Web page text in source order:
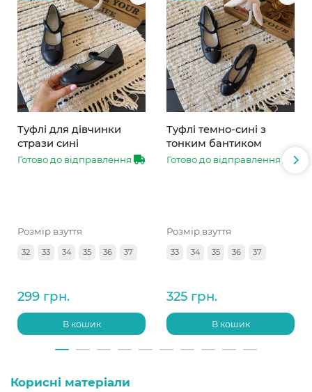
Туфлі для дівчинки
стрази сині
Готово до відправлення
Розмір взуття
32 33 34 35 36 37
299 грн.
В кошик
Туфлі темно-сині з
тонким бантиком
Готово до відправлення
Розмір взуття
33 34 35 36 37
325 грн.
В кошик
Корисні матеріали